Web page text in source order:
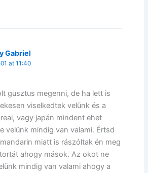
Gabriel
at 11:40
gusztus megenni, de ha lett is
viselkedtek velünk és a
vagy japán mindent ehet
velünk mindig van valami. Értsd
miatt is rászóltak én meg
ahogy mások. Az okot ne
mindig van valami ahogy a